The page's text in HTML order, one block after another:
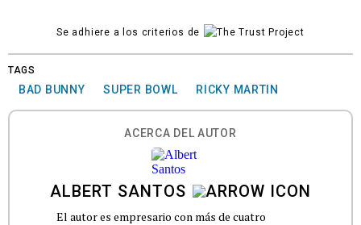
Se adhiere a los criterios de
TAGS
BAD BUNNY SUPER BOWL RICKY MARTIN
ACERCA DEL AUTOR
ALBERT SANTOS
El autor es empresario con más de cuatro